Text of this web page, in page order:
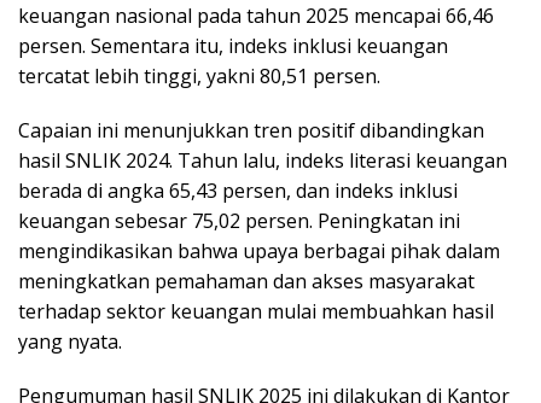
keuangan nasional pada tahun 2025 mencapai 66,46
persen. Sementara itu, indeks inklusi keuangan
tercatat lebih tinggi, yakni 80,51 persen.
Capaian ini menunjukkan tren positif dibandingkan
hasil SNLIK 2024. Tahun lalu, indeks literasi keuangan
berada di angka 65,43 persen, dan indeks inklusi
keuangan sebesar 75,02 persen. Peningkatan ini
mengindikasikan bahwa upaya berbagai pihak dalam
meningkatkan pemahaman dan akses masyarakat
terhadap sektor keuangan mulai membuahkan hasil
yang nyata.
Pengumuman hasil SNLIK 2025 ini dilakukan di Kantor